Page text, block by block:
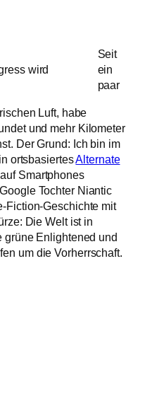
wird
Seit
ein
paar
Luft, habe
und mehr Kilometer
Der Grund: Ich bin im
ortsbasiertesAlternate
Smartphones
Tochter Niantic
Fiction-Geschichte mit
Die Welt ist in
grüne Enlightened und
um die Vorherrschaft.